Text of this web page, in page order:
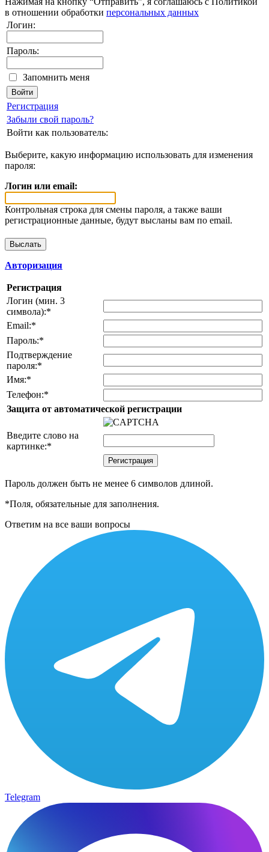
в отношении обработки персональных данных
Логин:
Пароль:
Запомнить меня
Регистрация
Забыли свой пароль?
Войти как пользователь:
Выберите, какую информацию использовать для изменения
пароля:
Логин или email:
Контрольная строка для смены пароля, а также ваши
регистрационные данные, будут высланы вам по email.
Авторизация
Регистрация
Логин (мин. 3
символа):*
Email:*
Пароль:*
Подтверждение
пароля:*
Имя:*
Телефон:*
Защита от автоматической регистрации
Введите слово на
картинке:*
Пароль должен быть не менее 6 символов длиной.
*Поля, обязательные для заполнения.
Ответим на все ваши вопросы
Telegram